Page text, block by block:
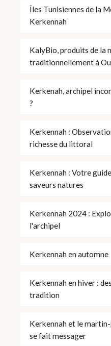
Îles Tunisiennes de la
Kerkennah
KalyBio, produits de la
traditionnellement à
Kerkenah, archipel
?
Kerkennah :
richesse du littoral
Kerkennah : Votre
saveurs natures
Kerkennah 2024 :
l'archipel
Kerkennah en automne
Kerkennah en hiver :
tradition
Kerkennah et le martin-
se fait messager